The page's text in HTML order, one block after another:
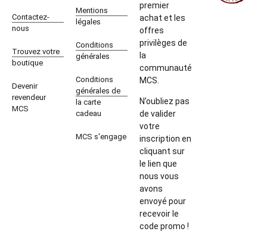
Contactez-
nous
Trouvez votre
boutique
Devenir
revendeur
MCS
Mentions
légales
Conditions
générales
Conditions
générales de
la carte
cadeau
MCS s'engage
premier
achat et les
offres
privilèges de
la
communauté
MCS.
N’oubliez pas
de valider
votre
inscription en
cliquant sur
le lien que
nous vous
avons
envoyé pour
recevoir le
code promo !